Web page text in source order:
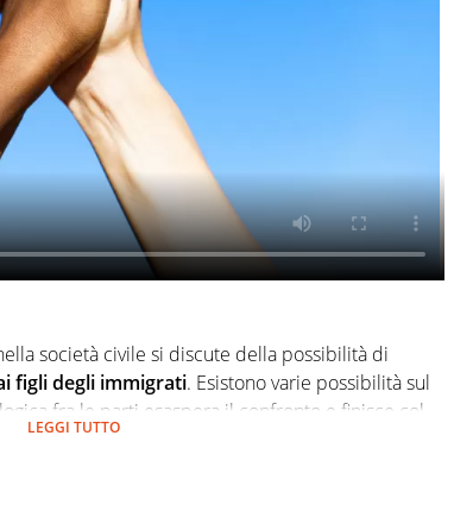
TERREMOTI
E VULCANI
STORIE
società civile si discute della possibilità di
figli degli immigrati. Esistono varie possibilità sul
fra le parti esaspera il confronto e finisce col
latine come